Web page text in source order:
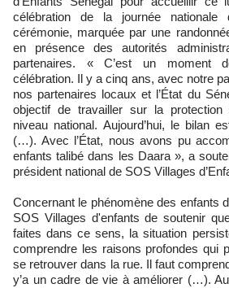
célébration de la journée nationale
cérémonie, marquée par une
en présence des autorités
partenaires. « C’est un moment
célébration. Il y a cinq ans, avec notre
nos partenaires locaux et l’État du
objectif de travailler sur la
niveau national. Aujourd’hui, le bilan
(…). Avec l’État, nous avons pu
enfants talibé dans les Daara », a
président national de SOS Villages
Concernant le phénomène des enfants
SOS Villages d'enfants de soutenir
faites dans ce sens, la situation
comprendre les raisons profondes qui
se retrouver dans la rue. Il faut
y’a un cadre de vie à améliorer (…).